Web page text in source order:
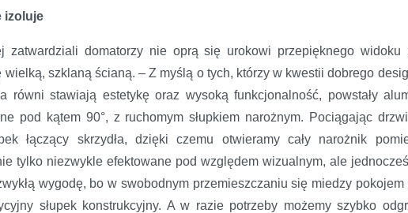
izoluje
zatwardziali domatorzy nie oprą się urokowi przepięknego widoku
wielką, szklaną ścianą. – Z myślą o tych, którzy w kwestii dobrego
równi stawiają estetykę oraz wysoką funkcjonalność, powstały
pod kątem 90°, z ruchomym słupkiem narożnym. Pociągając
łączący skrzydła, dzięki czemu otwieramy cały narożnik
tylko niezwykle efektowane pod względem wizualnym, ale
wygodę, bo w swobodnym przemieszczaniu się miedzy pokojem
słupek konstrukcyjny. A w razie potrzeby możemy szybko